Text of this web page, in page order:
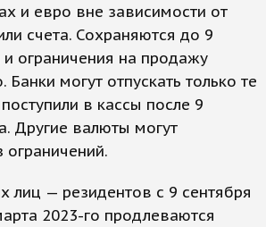
и евро вне зависимости от
счета. Сохраняются до 9
ограничения на продажу
могут отпускать только те
в кассы после 9
Другие валюты могут
ограничений.
лиц — резидентов с 9 сентября
2023-го продлеваются